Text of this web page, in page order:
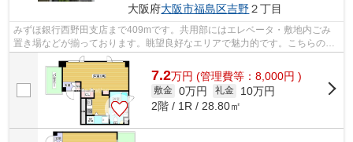
大阪府大阪市福島区吉野２丁目
みずほ銀行西野田支店まで409mです。共用部にはエレベータ・敷地内ごみ
置き場などが揃っております。眺望良好なエリアで魅力的です。こちらの物
件はマンションです。こだわり条件、通...
7.2万円 (管理費等：8,000円 )
敷金 0万円 礼金
10万円
2階 / 1R / 28.80㎡